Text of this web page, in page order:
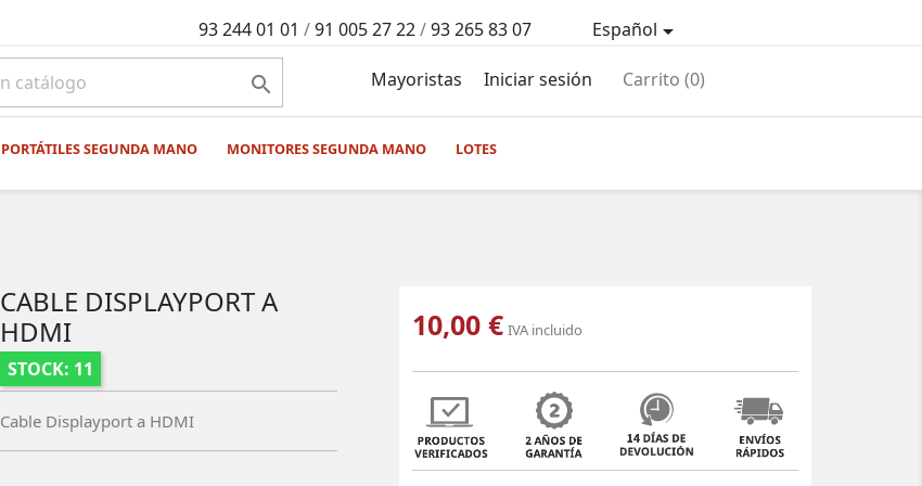
93 244 01 01 /91 005 27 22/93 265 83 07 Español
 Mayoristas Iniciar sesión Carrito (0)
PORTÁTILES SEGUNDA MANO MONITORES SEGUNDA MANO LOTES
CABLE DISPLAYPORT A
HDMI
STOCK: 11
Cable Displayport a HDMI
10,00 € IVA incluido